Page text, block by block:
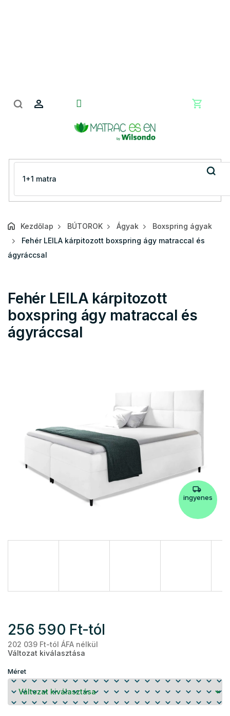
Kosár
Kezdőlap BÚTOROK Ágyak
Boxspring ágyak
Fehér LEILA kárpitozott boxspring ágy matraccal és
ágyráccsal
Fehér LEILA kárpitozott
boxspring ágy matraccal és
ágyráccsal
ingyenes
256 590 Ft-tól
202 039 Ft-tól ÁFA nélkül
Változat kiválasztása
Méret